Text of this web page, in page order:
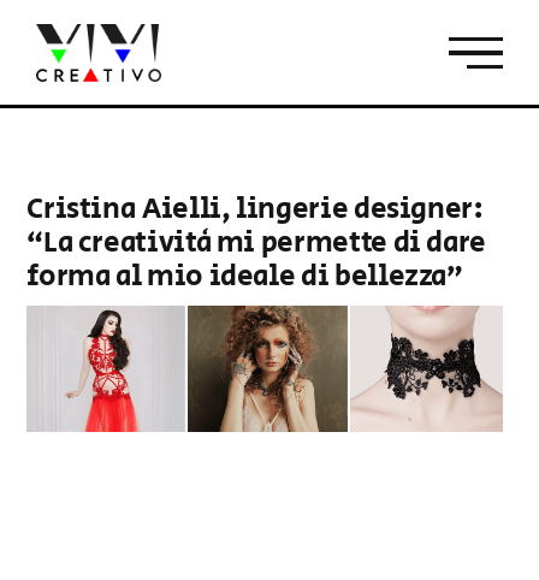
contenuto
Cristina Aielli, lingerie designer:
“La creatività mi permette di dare
forma al mio ideale di bellezza”